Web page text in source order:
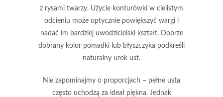
z rysami twarzy. Użycie konturówki w cielistym
odcieniu może optycznie powiększyć wargi i
nadać im bardziej uwodzicielski kształt. Dobrze
dobrany kolor pomadki lub błyszczyka podkreśli
naturalny urok ust.
Nie zapominajmy o proporcjach – pełne usta
często uchodzą za ideał piękna. Jednak